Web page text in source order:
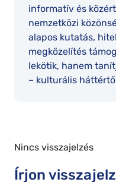
informatív és
nemzetközi
alapos kutatás,
megközelítés
lekötik, hanem
– kulturális
Nincs visszajelzés
Írjon